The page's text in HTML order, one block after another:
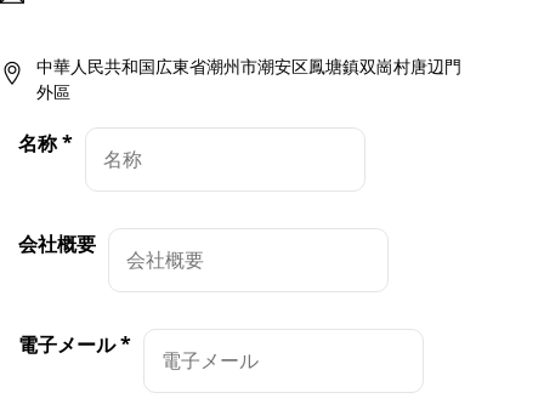
中華人民共和国広東省潮州市潮安区鳳塘鎮双崗村唐辺門
外區
名称*
会社概要
電子メール*